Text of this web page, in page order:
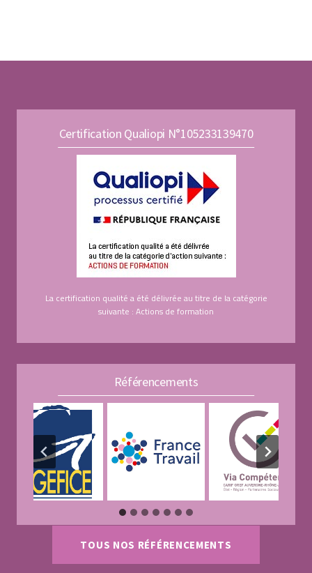
Certification Qualiopi N°105233139470
La certification qualité a été délivrée au titre de la catégorie
suivante : Actions de formation
Référencements
TOUS NOS RÉFÉRENCEMENTS